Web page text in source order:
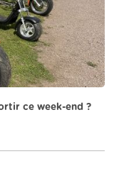
ce week-end ?